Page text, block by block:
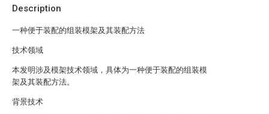
Description
一种便于装配的组装模架及其装配方法
技术领域
本发明涉及模架技术领域，具体为一种便于装配的组装模
架及其装配方法。
背景技术